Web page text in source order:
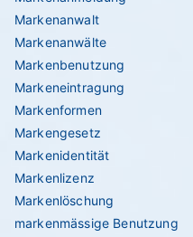
Markenanwalt
Markenanwälte
Markenbenutzung
Markeneintragung
Markenformen
Markengesetz
Markenidentität
Markenlizenz
Markenlöschung
markenmässige Benutzung